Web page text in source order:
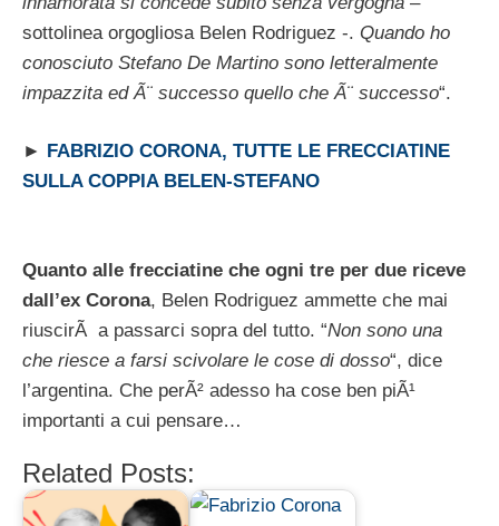
sottolinea orgogliosa Belen Rodriguez -. Quando ho
conosciuto Stefano De Martino sono letteralmente
impazzita ed Ã¨ successo quello che Ã¨ successo“.
►
FABRIZIO CORONA, TUTTE LE FRECCIATINE
SULLA COPPIA BELEN-STEFANO
Quanto alle frecciatine che ogni tre per due riceve
dall’ex Corona, Belen Rodriguez ammette che mai
riuscirÃ a passarci sopra del tutto. “Non sono una
che riesce a farsi scivolare le cose di dosso“, dice
l’argentina. Che perÃ² adesso ha cose ben piÃ¹
importanti a cui pensare…
Related Posts: